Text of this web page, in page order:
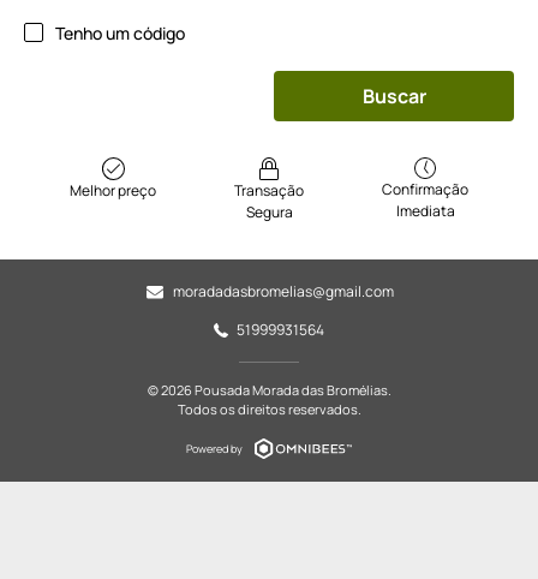
Tenho um código
Buscar
Melhor preço
Transação
Segura
Confirmação
Imediata
moradadasbromelias@gmail.com
51999931564
© 2026 Pousada Morada das Bromélias.
Todos os direitos reservados.
Powered by